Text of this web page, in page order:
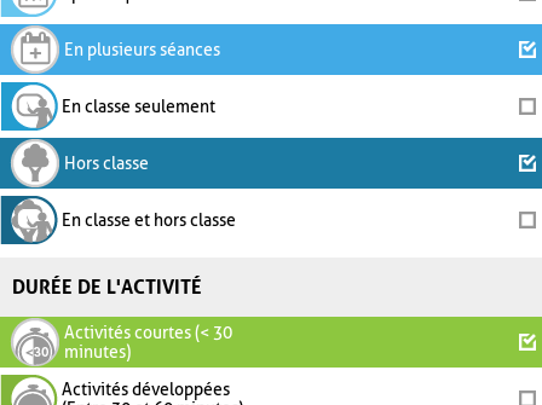
En plusieurs séances
En classe seulement
Hors classe
En classe et hors classe
DURÉE DE L'ACTIVITÉ
Activités courtes (< 30
minutes)
Activités développées